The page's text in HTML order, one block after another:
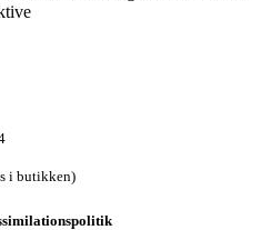
i butikken)